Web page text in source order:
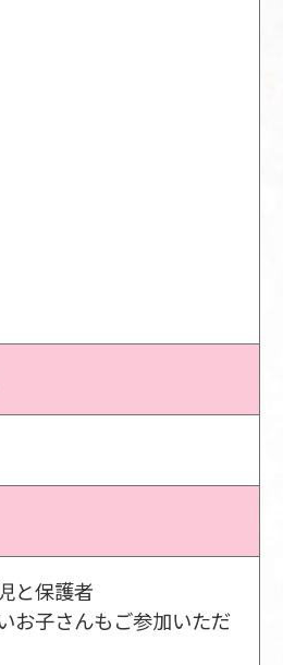
と保護者
お子さんもご参加いただ